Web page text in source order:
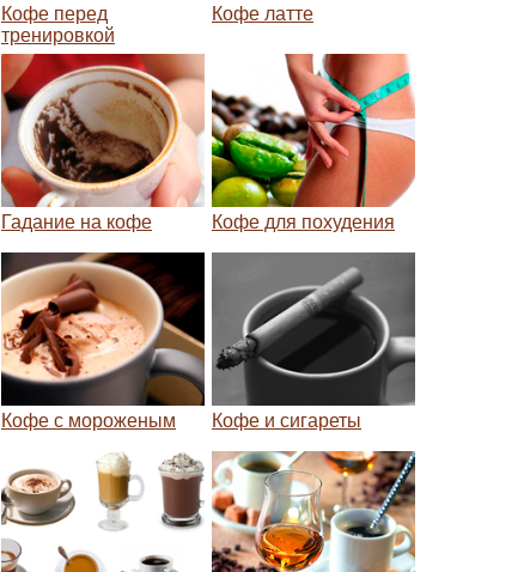
Кофе перед
тренировкой
Кофе латте
Гадание на кофе Кофе для похудения
Кофе с мороженым Кофе и сигареты